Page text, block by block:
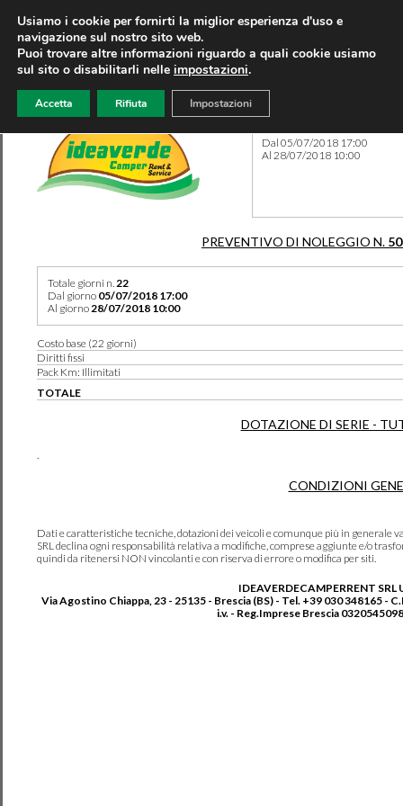
Dal 05/07/2018 17:00
Al 28/07/2018 10:00
PREVENTIVO DI NOLEGGIO N.
Totale giorni n.22
Dal giorno 05/07/2018 17:00
Al giorno28/07/2018 10:00
Costo base (22 giorni)
Diritti fissi
Pack Km: Illimitati
TOTALE
DOTAZIONE DI SERIE -
.
CONDIZIONI
Dati e caratteristiche tecniche, dotazioni dei veicoli e comunque più in generale
SRL declina ogni responsabilità relativa a modifiche, comprese aggiunte e/o
quindi da ritenersi NON vincolanti e con riserva di errore o modifica per siti.
IDEAVERDECAMPERRENT SRL
Via Agostino Chiappa, 23 - 25135 - Brescia (BS) - Tel. +39 030 348165 -
i.v. - Reg.Imprese Brescia
Usiamo i cookie per fornirti la miglior esperienza d'uso e
navigazione sul nostro sito web.
Puoi trovare altre informazioni riguardo a quali cookie usiamo
sul sito o disabilitarli nelle impostazioni.
Accetta Rifiuta Impostazioni